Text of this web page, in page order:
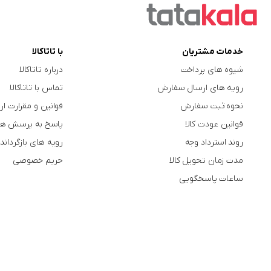
خدمات مشتریان
شیوه های پرداخت
رویه های ارسال سفارش
نحوه ثبت سفارش
قوانین عودت کالا
روند استرداد وجه
مدت زمان تحویل کالا
ساعات پاسخگویی
با تاتاکالا
درباره تاتاکالا
تماس با تاتاکالا
قوانین و مقرارت
پاسخ به پرسش
رویه های
حریم خصوصی